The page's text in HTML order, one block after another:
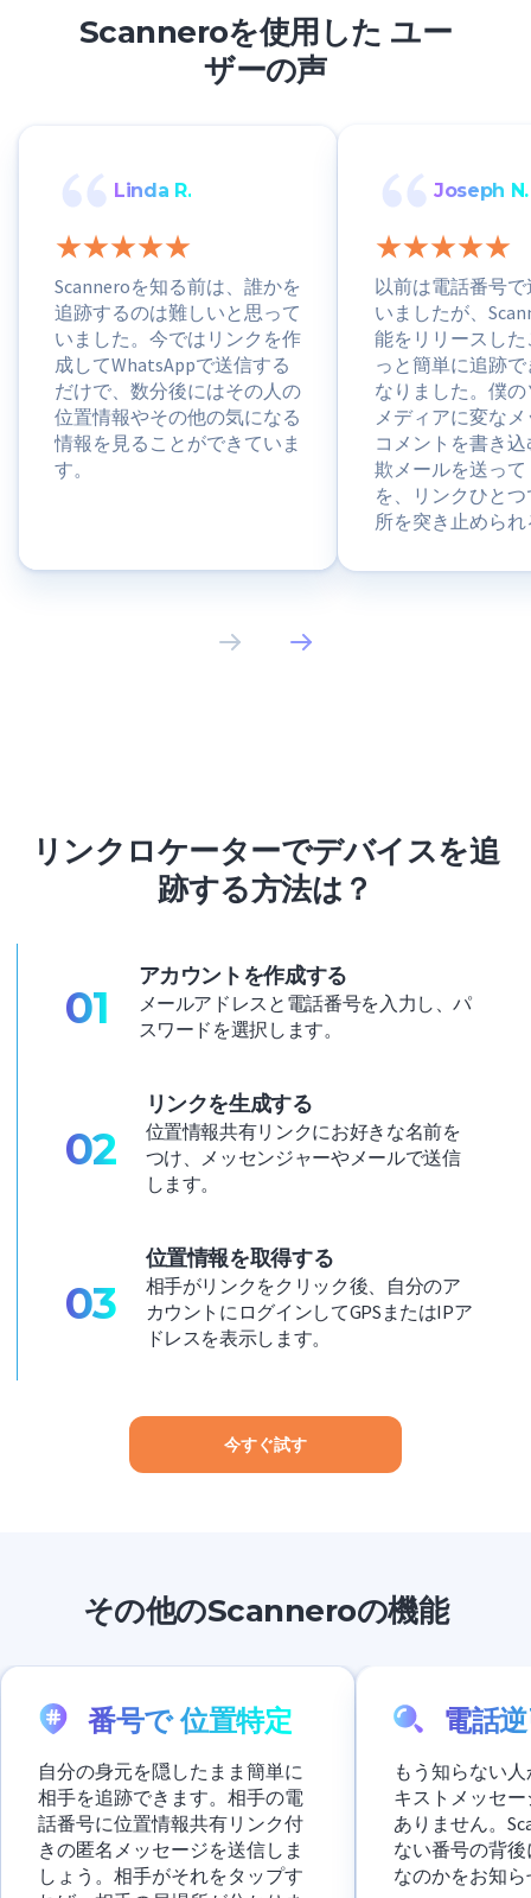
Scanneroを使用した ユー
ザーの声
Linda R.
Scanneroを知る前は、誰かを
追跡するのは難しいと思って
いました。今ではリンクを作
成してWhatsAppで送信する
だけで、数分後にはその人の
位置情報やその他の気になる
情報を見ることができていま
す。
Joseph N.
以前は電話番号
いましたが、
能をリリースし
っと簡単に追跡
なりました。僕
メディアに変な
コメントを書き
欺メールを送っ
を、リンクひと
所を突き止めら
い！
リンクロケーターでデバイスを追
跡する方法は？
01
アカウントを作成する
メールアドレスと電話番号を入力し、パ
スワードを選択します。
02
リンクを生成する
位置情報共有リンクにお好きな名前を
つけ、メッセンジャーやメールで送信
します。
03
位置情報を取得する
相手がリンクをクリック後、自分のア
カウントにログインしてGPSまたはIPア
ドレスを表示します。
今すぐ試す
その他のScanneroの機能
番号で 位置特定
自分の身元を隠したまま簡単に
相手を追跡できます。相手の電
話番号に位置情報共有リンク付
きの匿名メッセージを送信しま
しょう。相手がそれをタップす
電話
もう知らない
キストメッセ
ありません。
ない番号の背
なのかをお知